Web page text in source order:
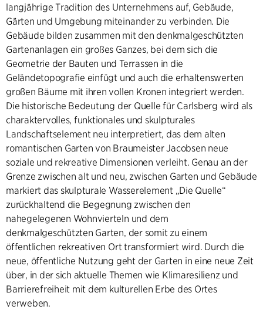
langjährige Tradition des Unternehmens auf, Gebäude,
Gärten und Umgebung miteinander zu verbinden. Die
Gebäude bilden zusammen mit den denkmalgeschützten
Gartenanlagen ein großes Ganzes, bei dem sich die
Geometrie der Bauten und Terrassen in die
Geländetopografie einfügt und auch die erhaltenswerten
großen Bäume mit ihren vollen Kronen integriert werden.
Die historische Bedeutung der Quelle für Carlsberg wird als
charaktervolles, funktionales und skulpturales
Landschaftselement neu interpretiert, das dem alten
romantischen Garten von Braumeister Jacobsen neue
soziale und rekreative Dimensionen verleiht. Genau an der
Grenze zwischen alt und neu, zwischen Garten und Gebäude
markiert das skulpturale Wasserelement „Die Quelle“
zurückhaltend die Begegnung zwischen den
nahegelegenen Wohnvierteln und dem
denkmalgeschützten Garten, der somit zu einem
öffentlichen rekreativen Ort transformiert wird. Durch die
neue, öffentliche Nutzung geht der Garten in eine neue Zeit
über, in der sich aktuelle Themen wie Klimaresilienz und
Barrierefreiheit mit dem kulturellen Erbe des Ortes
verweben.